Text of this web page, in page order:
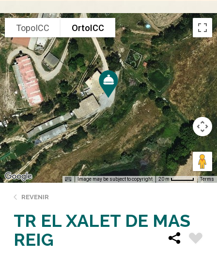
TopoICC OrtoICC
Image may be subject to copyright 20 m Terms
REVENIR
TR EL XALET DE MAS
REIG